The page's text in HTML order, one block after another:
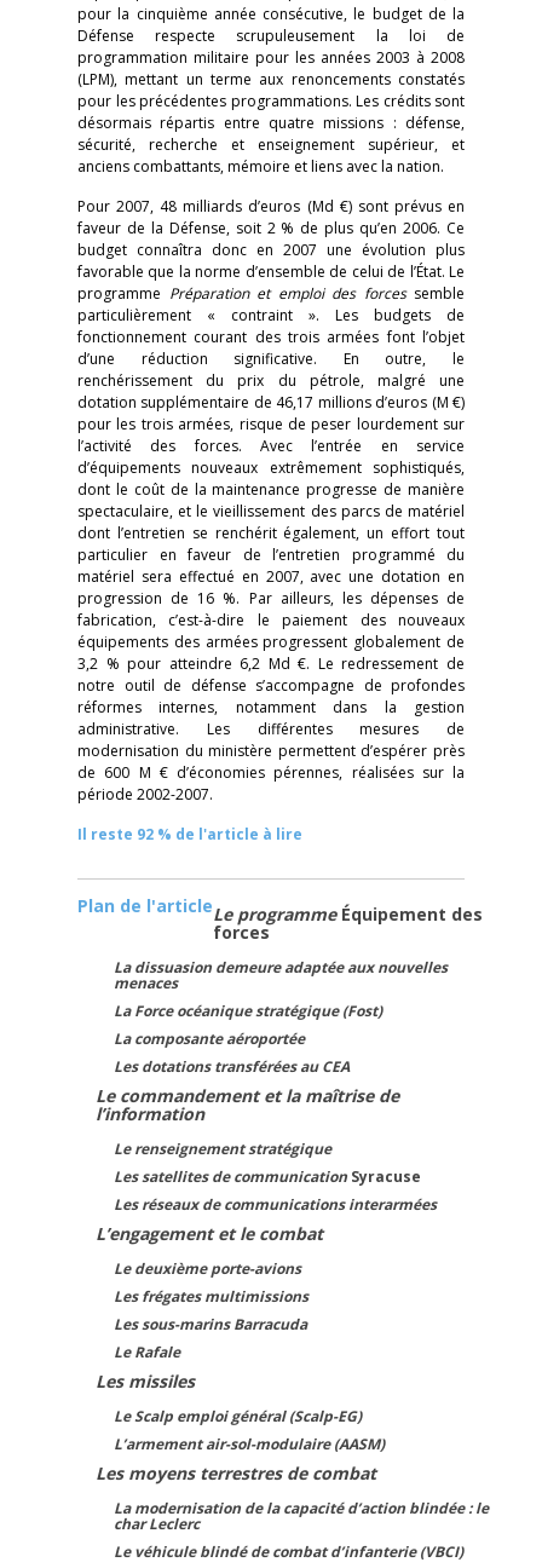
pour la cinquième année consécutive, le budget de la
Défense respecte scrupuleusement la loi de
programmation militaire pour les années 2003 à 2008
(LPM), mettant un terme aux renoncements constatés
pour les précédentes programmations. Les crédits sont
désormais répartis entre quatre missions : défense,
sécurité, recherche et enseignement supérieur, et
anciens combattants, mémoire et liens avec la nation.
Pour 2007, 48 milliards d’euros (Md €) sont prévus en
faveur de la Défense, soit 2 % de plus qu’en 2006. Ce
budget connaîtra donc en 2007 une évolution plus
favorable que la norme d’ensemble de celui de l’État. Le
programme Préparation et emploi des forcessemble
particulièrement « contraint ». Les budgets de
fonctionnement courant des trois armées font l’objet
d’une réduction significative. En outre, le
renchérissement du prix du pétrole, malgré une
dotation supplémentaire de 46,17 millions d’euros (M €)
pour les trois armées, risque de peser lourdement sur
l’activité des forces. Avec l’entrée en service
d’équipements nouveaux extrêmement sophistiqués,
dont le coût de la maintenance progresse de manière
spectaculaire, et le vieillissement des parcs de matériel
dont l’entretien se renchérit également, un effort tout
particulier en faveur de l’entretien programmé du
matériel sera effectué en 2007, avec une dotation en
progression de 16 %. Par ailleurs, les dépenses de
fabrication, c’est-à-dire le paiement des nouveaux
équipements des armées progressent globalement de
3,2 % pour atteindre 6,2 Md €. Le redressement de
notre outil de défense s’accompagne de profondes
réformes internes, notamment dans la gestion
administrative. Les différentes mesures de
modernisation du ministère permettent d’espérer près
de 600 M € d’économies pérennes, réalisées sur la
période 2002-2007.
Il reste 92 % de l'article à lire
Plan de l'articleLe programme Équipement des
forces
La dissuasion demeure adaptée aux nouvelles
menaces
La Force océanique stratégique (Fost)
La composante aéroportée
Les dotations transférées au CEA
Le commandement et la maîtrise de
l’information
Le renseignement stratégique
Les satellites de communication Syracuse
Les réseaux de communications interarmées
L’engagement et le combat
Le deuxième porte-avions
Les frégates multimissions
Les sous-marins Barracuda
Le Rafale
Les missiles
Le Scalp emploi général (Scalp-EG)
L’armement air-sol-modulaire (AASM)
Les moyens terrestres de combat
La modernisation de la capacité d’action blindée : le
char Leclerc
Le véhicule blindé de combat d’infanterie (VBCI)